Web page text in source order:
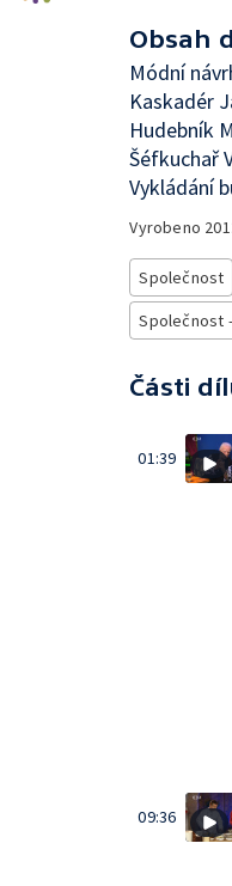
Obsah
Módní
Kaskadér
Hudebník
Šéfkuchař
Vykládání
Vyrobeno
Společnost
Společnost
Části
01:39
09:36